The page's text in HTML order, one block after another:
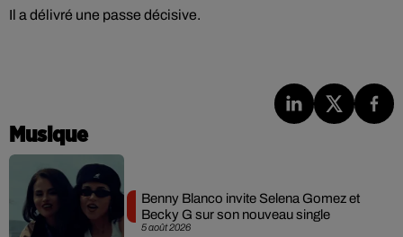
Il a délivré une passe décisive.
Musique
5 août 2026
Benny Blanco invite Selena Gomez et
Becky G sur son nouveau single